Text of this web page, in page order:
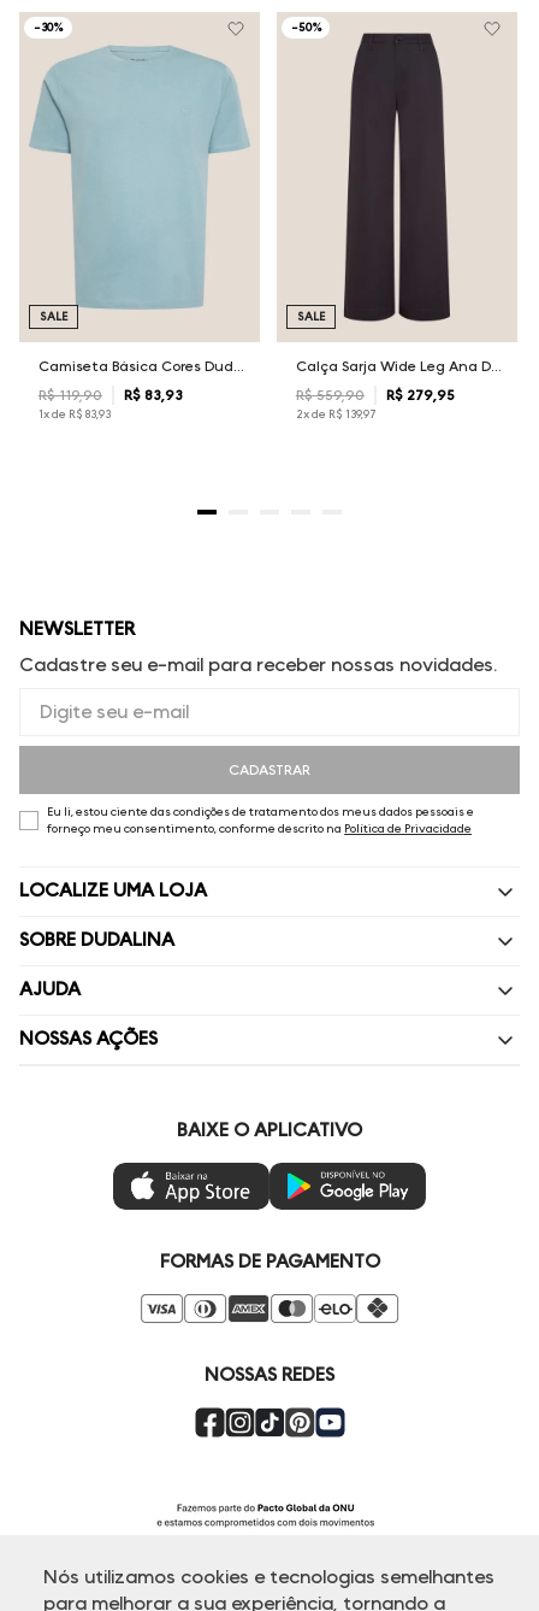
Nós utilizamos cookies e tecnologias semelhantes
para melhorar a sua experiência, tornando a
-30%
R$ 119,90 R$ 83, 93
1x de R$ 83,93
SALE
-50%
Calça Sarja Wide Leg Ana Dudalina Feminina
R$ 559,90 R$ 279, 95
2x de R$ 139,97
SALE
NEWSLETTER
Cadastre seu e-mail para receber nossas novidades.
CADASTRAR
Eu li, estou ciente das condições de tratamento dos meus dados pessoais e
forneço meu consentimento, conforme descrito na Política de Privacidade
LOCALIZE UMA LOJA
SOBRE DUDALINA
Quem Somos
Nossas Lojas
Ética e Sustentabilidade
AJUDA
Perguntas Frequentes
Troca e Devoluções
Regulamentos
Compre pelo Whatsapp
NOSSAS AÇÕES
Mastercard
Azul Fidelidade
Venda Corporativa
Super Friday
BAIXE O APLICATIVO
FORMAS DE PAGAMENTO
NOSSAS REDES